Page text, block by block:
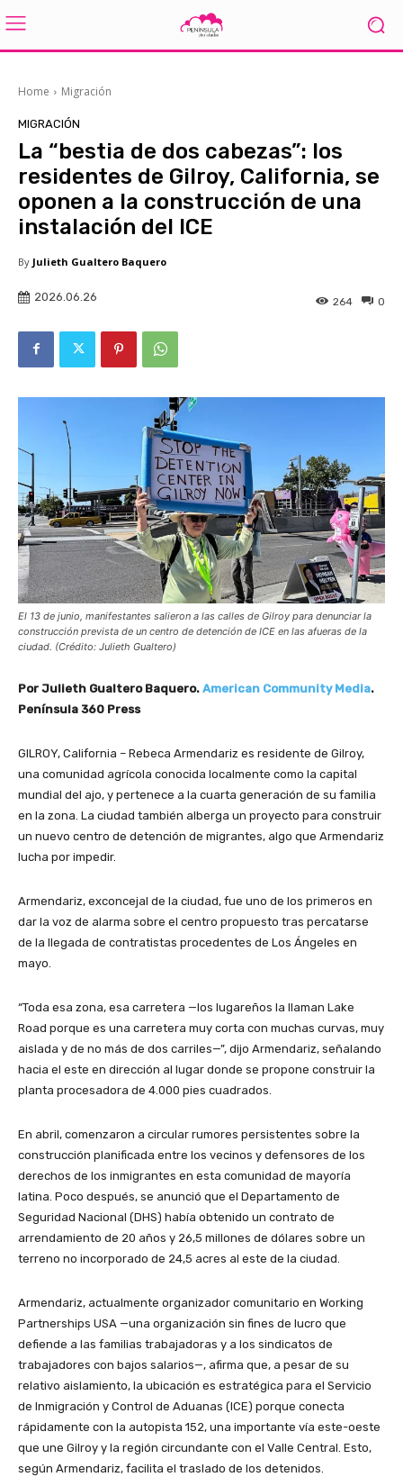
Home Migración
MIGRACIÓN
La “bestia de dos cabezas”: los
residentes de Gilroy, California, se
oponen a la construcción de una
instalación del ICE
By Julieth Gualtero Baquero
2026.06.26 0
264
El 13 de junio, manifestantes salieron a las calles de Gilroy para denunciar la
construcción prevista de un centro de detención de ICE en las afueras de la
ciudad. (Crédito: Julieth Gualtero)
Por Julieth Gualtero Baquero. American Community Media.
Península 360 Press
GILROY, California – Rebeca Armendariz es residente de Gilroy,
una comunidad agrícola conocida localmente como la capital
mundial del ajo, y pertenece a la cuarta generación de su familia
en la zona. La ciudad también alberga un proyecto para construir
un nuevo centro de detención de migrantes, algo que Armendariz
lucha por impedir.
Armendariz, exconcejal de la ciudad, fue uno de los primeros en
dar la voz de alarma sobre el centro propuesto tras percatarse
de la llegada de contratistas procedentes de Los Ángeles en
mayo.
“Toda esa zona, esa carretera —los lugareños la llaman Lake
Road porque es una carretera muy corta con muchas curvas, muy
aislada y de no más de dos carriles—”, dijo Armendariz, señalando
hacia el este en dirección al lugar donde se propone construir la
planta procesadora de 4.000 pies cuadrados.
En abril, comenzaron a circular rumores persistentes sobre la
construcción planificada entre los vecinos y defensores de los
derechos de los inmigrantes en esta comunidad de mayoría
latina. Poco después, se anunció que el Departamento de
Seguridad Nacional (DHS) había obtenido un contrato de
arrendamiento de 20 años y 26,5 millones de dólares sobre un
terreno no incorporado de 24,5 acres al este de la ciudad.
Armendariz, actualmente organizador comunitario en Working
Partnerships USA —una organización sin fines de lucro que
defiende a las familias trabajadoras y a los sindicatos de
trabajadores con bajos salarios—, afirma que, a pesar de su
relativo aislamiento, la ubicación es estratégica para el Servicio
de Inmigración y Control de Aduanas (ICE) porque conecta
rápidamente con la autopista 152, una importante vía este-oeste
que une Gilroy y la región circundante con el Valle Central. Esto,
según Armendariz, facilita el traslado de los detenidos.